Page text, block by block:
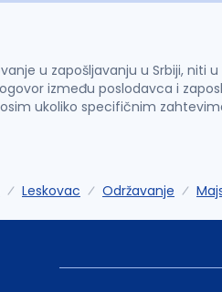
u zapošljavanju u Srbiji,
između poslodavca i
ukoliko specifičnim
Leskovac Održavanje